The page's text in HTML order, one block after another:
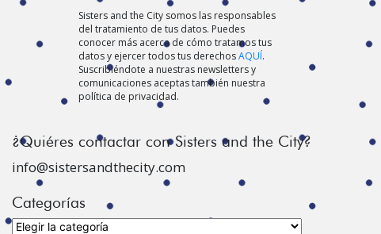
Sisters and the City somos las responsables
del tratamiento de tus datos. Puedes
conocer más acerca de cómo tratamos tus
datos y ejercer todos tus derechosAQUÍ.
Suscribiéndote a nuestras newsletters y
comunicaciones aceptas también nuestra
política de privacidad.
¿Quiéres contactar con Sisters and the City?
info@sistersandthecity.com
Categorías
Categorías